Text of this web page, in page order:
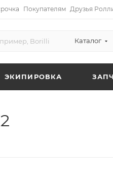
Покупателям Друзья
Каталог
ЭКИПИРОВКА